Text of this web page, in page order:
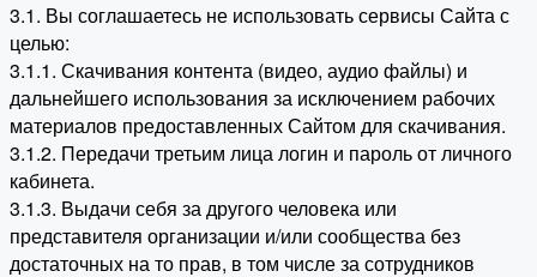
3.1. Вы соглашаетесь не использовать сервисы Сайта с
целью:
3.1.1. Скачивания контента (видео, аудио файлы) и
дальнейшего использования за исключением рабочих
материалов предоставленных Сайтом для скачивания.
3.1.2. Передачи третьим лица логин и пароль от личного
кабинета.
3.1.3. Выдачи себя за другого человека или
представителя организации и/или сообщества без
достаточных на то прав, в том числе за сотрудников